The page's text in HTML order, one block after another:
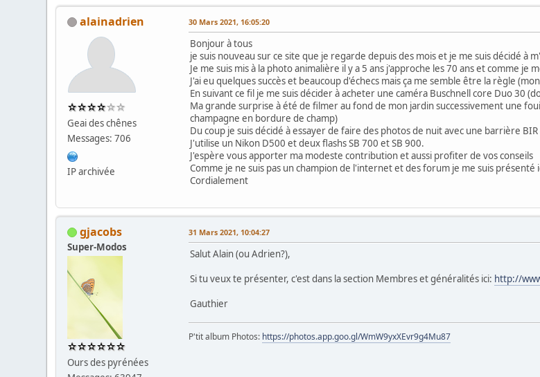
alainadrien
Geai des chênes
Messages: 706
IP archivée
30 Mars 2021, 16:05:20
Bonjour à tous
je suis nouveau sur ce site que je regarde depuis des mois et je me suis décidé à
Je me suis mis à la photo animalière il y a 5 ans j'approche les 70 ans et comme
J'ai eu quelques succès et beaucoup d'échecs mais ça me semble être la règle
En suivant ce fil je me suis décider à acheter une caméra Buschnell core Duo 30
Ma grande surprise à été de filmer au fond de mon jardin successivement une
champagne en bordure de champ)
Du coup je suis décidé à essayer de faire des photos de nuit avec une barrière BIR
J'utilise un Nikon D500 et deux flashs SB 700 et SB 900.
J'espère vous apporter ma modeste contribution et aussi profiter de vos conseils
Comme je ne suis pas un champion de l'internet et des forum je me suis
Cordialement
gjacobs
Super-Modos
Ours des pyrénées
31 Mars 2021, 10:04:27
Salut Alain (ou Adrien?),
Si tu veux te présenter, c'est dans la section Membres et généralités ici: http://
Gauthier
P'tit album Photos: https://photos.app.goo.gl/WmW9yxXEvr9g4Mu87